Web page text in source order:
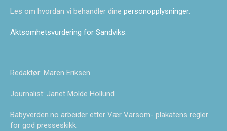
Les om hvordan vi behandler dine personopplysninger.
Aktsomhetsvurdering for Sandviks.
Redaktør: Maren Eriksen
Journalist: Janet Molde Hollund
Babyverden.no arbeider etter Vær Varsom- plakatens regler
for god presseskikk.